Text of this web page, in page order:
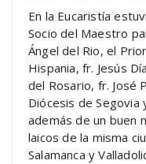
En la Eucaristía
Socio del Maestro
Ángel del Rio, el
Hispania, fr. Jesús
del Rosario, fr. José
Diócesis de Segovia
además de un buen
laicos de la misma
Salamanca y